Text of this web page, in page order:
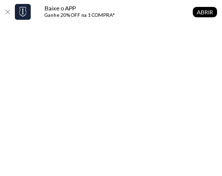
Baixe o APP
Ganhe 20% OFF na 1 COMPRA* ABRIR